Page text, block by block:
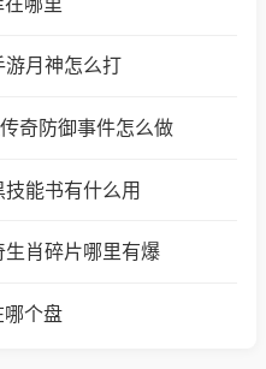
游月神怎么打
奇防御事件怎么做
能书有什么用
生肖碎片哪里有爆
哪个盘